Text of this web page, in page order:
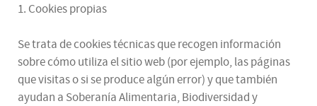
1. Cookies propias
Se trata de cookies técnicas que recogen información
sobre cómo utiliza el sitio web (por ejemplo, las páginas
que visitas o si se produce algún error) y que también
ayudan a Soberanía Alimentaria, Biodiversidad y